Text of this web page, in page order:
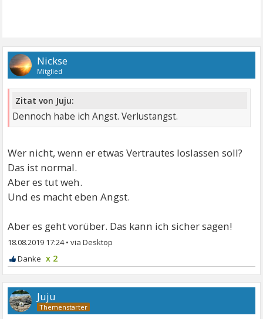
Nickse
Mitglied
Zitat von Juju:
Dennoch habe ich Angst. Verlustangst.
Wer nicht, wenn er etwas Vertrautes loslassen soll?
Das ist normal.
Aber es tut weh.
Und es macht eben Angst.
Aber es geht vorüber. Das kann ich sicher sagen!
18.08.2019 17:24•
x 2
Juju